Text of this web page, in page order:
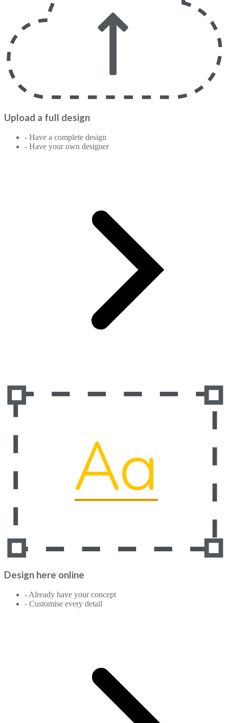
Upload a full design
- Have a complete design
- Have your own designer
Design here online
- Already have your concept
- Customise every detail